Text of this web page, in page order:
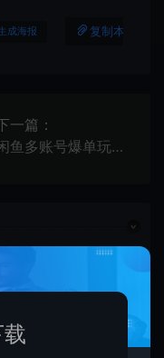
成海报 复制本文链接
一篇：
闲鱼多账号爆单玩法，无货源电商全流程，超简单的0门槛变现项目【揭秘】
市面上最新的课程、